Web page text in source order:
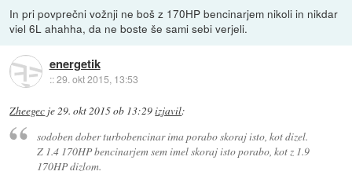
In pri povprečni vožnji ne boš z 170HP bencinarjem nikoli in nikdar
viel 6L ahahha, da ne boste še sami sebi verjeli.
energetik
::29. okt 2015, 13:53
Zheegec je29. okt 2015 ob 13:29izjavil:
sodoben dober turbobencinar ima porabo skoraj isto, kot dizel.
Z 1.4 170HP bencinarjem sem imel skoraj isto porabo, kot z 1.9
170HP dizlom.